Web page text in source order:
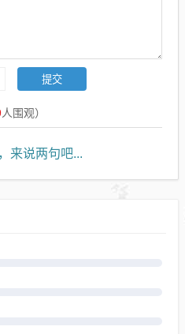
人围观）
来说两句吧...